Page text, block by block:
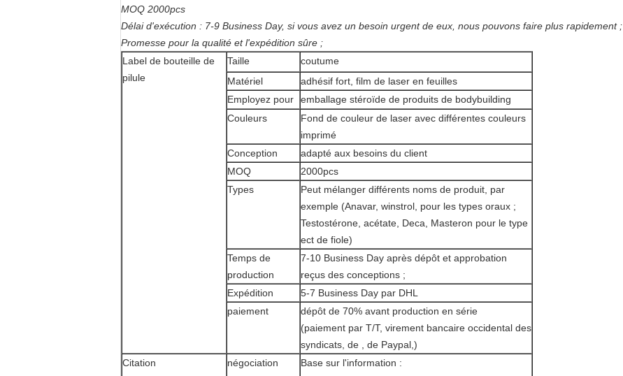
MOQ 2000pcs
Délai d'exécution : 7-9 Business Day, si vous avez un besoin urgent de eux, nous pouvons faire plus rapidement ;
Promesse pour la qualité et l'expédition sûre ;
Label de bouteille de
pilule
Taille
coutume
Matériel
adhésif fort, film de laser en feuilles
Employez pour
emballage stéroïde de produits de bodybuilding
Couleurs
Fond de couleur de laser avec différentes couleurs
imprimé
Conception
adapté aux besoins du client
MOQ
2000pcs
Types
Peut mélanger différents noms de produit, par
exemple (Anavar, winstrol, pour les types oraux ;
Testostérone, acétate, Deca, Masteron pour le type
ect de fiole)
Temps de
production
7-10 Business Day après dépôt et approbation
reçus des conceptions ;
Expédition
5-7 Business Day par DHL
paiement
dépôt de 70% avant production en série
(paiement par T/T, virement bancaire occidental des
syndicats, de , de Paypal,)
Citation
négociation Base sur l'information :